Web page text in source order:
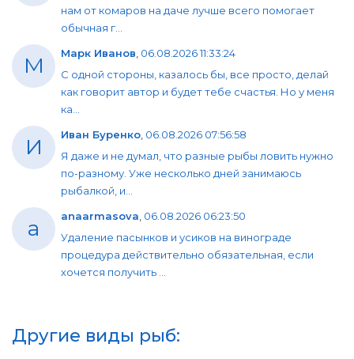
нам от комаров на даче лучше всего помогает
обычная г...
М Марк Иванов 06.08.2026 11:33:24
С одной стороны, казалось бы, все просто, делай
как говорит автор и будет тебе счастья. Но у меня
ка...
И Иван Буренко 06.08.2026 07:56:58
Я даже и не думал, что разные рыбы ловить нужно
по-разному. Уже несколько дней занимаюсь
рыбалкой, и...
a anaarmasova 06.08.2026 06:23:50
Удаление пасынков и усиков на винограде
процедура действительно обязательная, если
хочется получить ...
Другие виды рыб: